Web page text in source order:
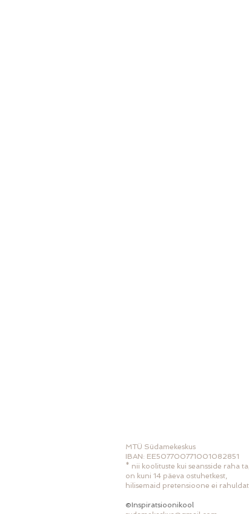
MTÜ Südamekeskus
IBAN: EE507700771001082851
* nii koolituste kui seansside raha
on kuni 14 päeva ostuhetkest,
hilisemaid pretensioone ei
©Inspiratsioonikool